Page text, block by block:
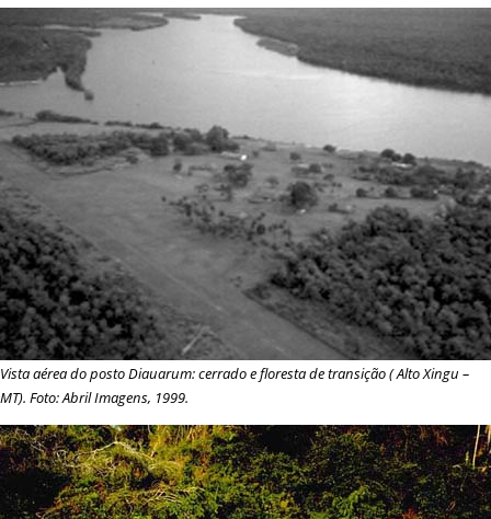
Vista aérea do posto Diauarum: cerrado e floresta de transição (Alto Xingu –
MT). Foto: Abril Imagens, 1999.